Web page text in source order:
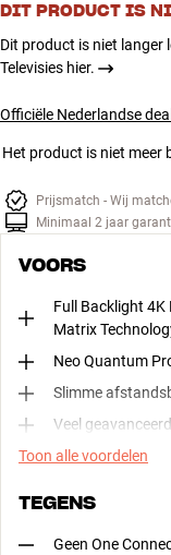
Winkels
Klantenservice
Inloggen
Bouw met geluid
DIT PRODUCT IS
Dit product is niet langer
Televisies hier.
Officiële Nederlandse
Het product is niet meer
Prijsmatch - Wij
Minimaal 2 jaar
VOORS
Full Backlight 4K
Matrix
Neo Quantum
Slimme
Veel
Toon alle voordelen
TEGENS
Geen One